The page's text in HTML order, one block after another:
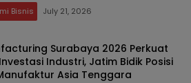
Bisnis July 21, 2026
Surabaya 2026 Perkuat
Industri, Jatim Bidik Posisi
Asia Tenggara